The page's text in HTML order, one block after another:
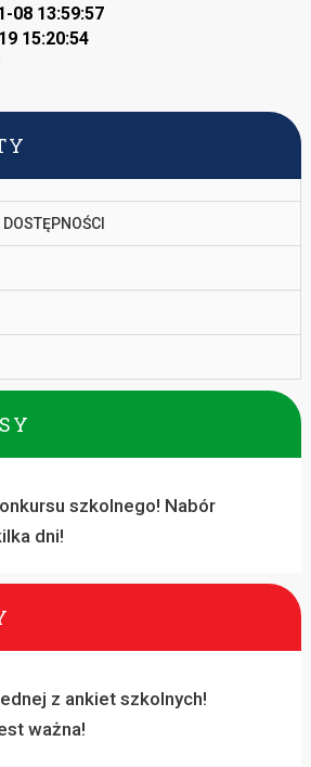
08 13:59:57
15:20:54
szkolnego! Nabór
dni!
z ankiet szkolnych!
ważna!